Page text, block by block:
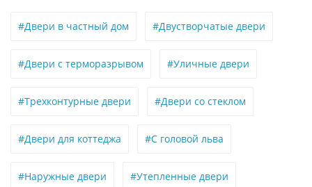
#Двери в частный дом #Двустворчатые двери
#Двери с терморазрывом #Уличные двери
#Трехконтурные двери #Двери со стеклом
#Двери для коттеджа #С головой льва
#Наружные двери #Утепленные двери